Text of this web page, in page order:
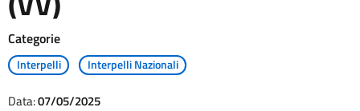
Categorie
Interpelli Interpelli Nazionali
Data:07/05/2025